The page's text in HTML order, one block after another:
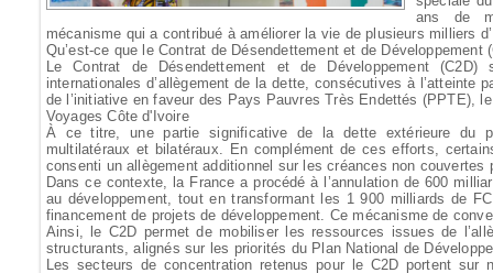
ans de
mécanisme qui a contribué à améliorer la vie de plusieurs milliers
Qu’est-ce que le Contrat de Désendettement et de Développement
Le Contrat de Désendettement et de Développement
internationales d’allègement de la dette, consécutives à l’atteinte
de l’initiative en faveur des Pays Pauvres Très Endettés (PPTE),
Voyages Côte d'Ivoire
À ce titre, une partie significative de la dette extérieure du
multilatéraux et bilatéraux. En complément de ces efforts,
consenti un allègement additionnel sur les créances non couvertes
Dans ce contexte, la France a procédé à l’annulation de 600
au développement, tout en transformant les 1 900 milliards de
financement de projets de développement. Ce mécanisme de
Ainsi, le C2D permet de mobiliser les ressources issues de
structurants, alignés sur les priorités du Plan National de
Les secteurs de concentration retenus pour le C2D portent